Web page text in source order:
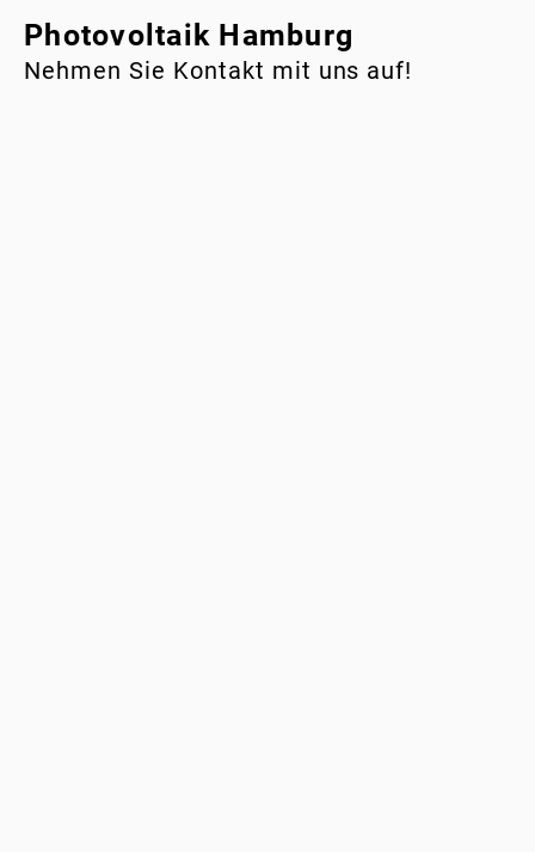
Photovoltaik Hamburg
Nehmen Sie Kontakt mit uns auf!